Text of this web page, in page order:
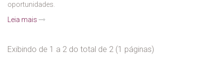
oportunidades.
Leia mais
Exibindo de 1 a 2 do total de 2 (1 páginas)